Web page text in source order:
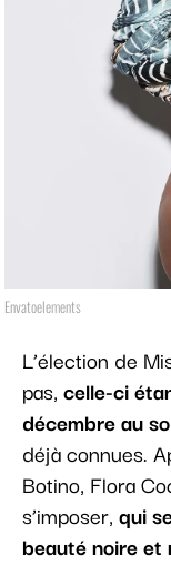
Envatoelements
L’élection de
pas, celle-ci
décembre au
déjà connues.
Botino, Flora
s’imposer, qui
beauté noire et